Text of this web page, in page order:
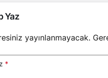
Yaz
yayınlanmayacak.
*